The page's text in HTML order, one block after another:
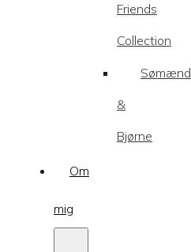
Friends
Collection
Sømænd
&
Bjørne
Om
mig